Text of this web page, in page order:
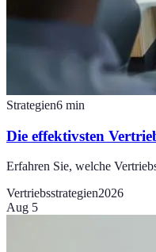
Strategien6 min
Die effektivsten
Erfahren Sie, welche
Vertriebsstrategien2026
Aug 5